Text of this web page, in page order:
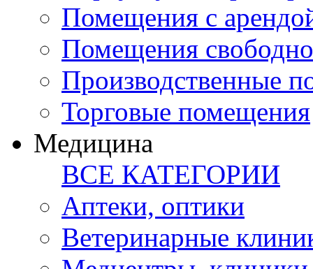
Помещения с
Помещения
Производственные
Торговые помещения
Медицина
ВСЕ КАТЕГОРИИ
Аптеки, оптики
Ветеринарные